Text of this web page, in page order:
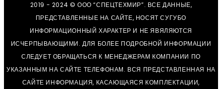
2019 - 2024 © ООО “СПЕЦТЕХМИР”. ВСЕ ДАННЫЕ,
ПРЕДСТАВЛЕННЫЕ НА САЙТЕ, НОСЯТ СУГУБО
ИНФОРМАЦИОННЫЙ ХАРАКТЕР И НЕ ЯВЯЛЯЮТСЯ
ИСЧЕРПЫВАЮЩИМИ. ДЛЯ БОЛЕЕ ПОДРОБНОЙ ИНФОРМАЦИИ
СЛЕДУЕТ ОБРАЩАТЬСЯ К МЕНЕДЖЕРАМ КОМПАНИИ ПО
УКАЗАННЫМ НА САЙТЕ ТЕЛЕФОНАМ. ВСЯ ПРЕДСТАВЛЕННАЯ НА
САЙТЕ ИНФОРМАЦИЯ, КАСАЮЩАЯСЯ КОМПЛЕКТАЦИИ,